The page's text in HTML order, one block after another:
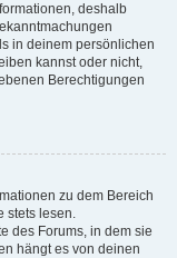
deshalb
in deinem persönlichen
kannst oder nicht,
Berechtigungen
zu dem Bereich
stets lesen.
des Forums, in dem sie
hängt es von deinen